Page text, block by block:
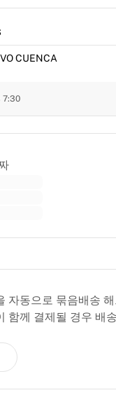
CUENCA
7:30
자동으로 묶음배송
함께 결제될 경우 배